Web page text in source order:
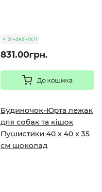
В наявності
831.00грн.
До кошика
Будиночок-Юрта лежак
для собак та кішок
Пушистики 40 х 40 х 35
см шоколад